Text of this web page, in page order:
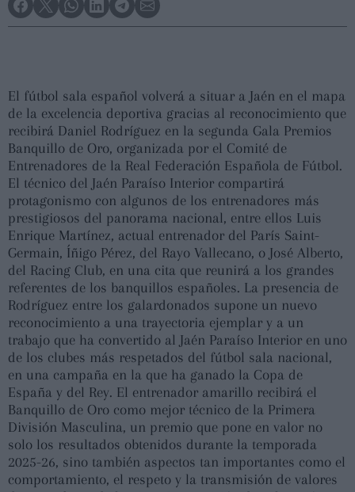
El fútbol sala español volverá a situar a Jaén en el mapa
de la excelencia deportiva gracias al reconocimiento que
recibirá Daniel Rodríguez en la segunda Gala Premios
Banquillo de Oro, organizada por el Comité de
Entrenadores de la Real Federación Española de Fútbol.
El técnico del Jaén Paraíso Interior compartirá
protagonismo con algunos de los entrenadores más
prestigiosos del panorama nacional, entre ellos Luis
Enrique Martínez, actual entrenador del París Saint-
Germain, Íñigo Pérez, del Rayo Vallecano, o José Alberto,
del Racing Club, en una cita que reunirá a los grandes
referentes de los banquillos españoles. La presencia de
Rodríguez entre los galardonados supone un nuevo
reconocimiento a una trayectoria ejemplar y a un
trabajo que ha convertido al Jaén Paraíso Interior en uno
de los clubes más respetados del fútbol sala nacional,
en una campaña en la que ha ganado la Copa de
España y del Rey. El entrenador amarillo recibirá el
Banquillo de Oro como mejor técnico de la Primera
División Masculina, un premio que pone en valor no
solo los resultados obtenidos durante la temporada
2025-26, sino también aspectos tan importantes como el
comportamiento, el respeto y la transmisión de valores